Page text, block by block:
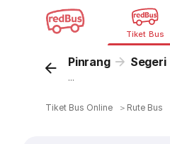
Tiket Bus
Pinrang Segeri
...
Tiket Bus Online ＞ Rute Bus